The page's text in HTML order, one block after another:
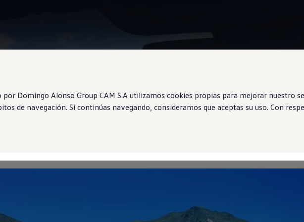
Domingo Alonso Group CAM S.A utilizamos cookies propias para mejorar nuestro
de navegación. Si continúas navegando, consideramos que aceptas su uso. Con